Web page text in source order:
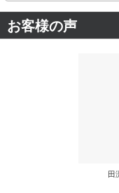
お客様の声
田